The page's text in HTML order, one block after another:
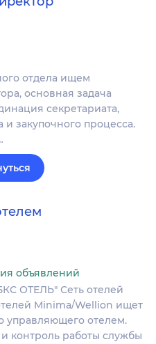
отдела ищем
основная задача
секретариата,
и закупочного процесса.
объявлений
ОТЕЛЬ" Сеть отелей
Minima/Wellion ищет
управляющего отелем.
контроль работы службы